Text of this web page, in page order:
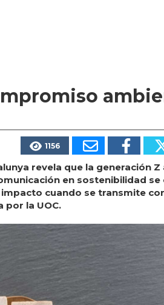
1156
revela que la generación Z
en sostenibilidad
cuando se transmite
por la UOC.